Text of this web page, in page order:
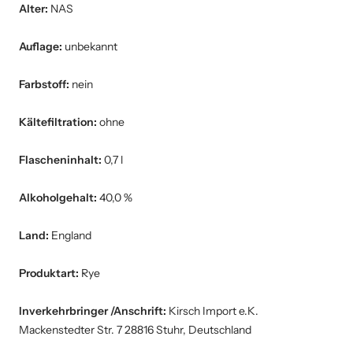
Alter: NAS
Auflage: unbekannt
Farbstoff: nein
Kältefiltration: ohne
Flascheninhalt: 0,7 l
Alkoholgehalt: 40,0 %
Land: England
Produktart: Rye
Inverkehrbringer /Anschrift: Kirsch Import e.K.
Mackenstedter Str. 7 28816 Stuhr, Deutschland